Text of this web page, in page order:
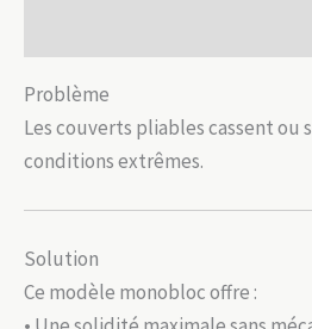
Problème
Les couverts pliables cassent ou
conditions extrêmes.
Solution
Ce modèle monobloc offre :